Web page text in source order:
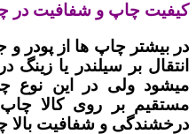
کیفیت چاپ و شفافیت در
در بیشتر چاپ ها از پودر و
انتقال بر سیلندر یا
میشود ولی در این نوع
مستقیم بر روی کالا
درخشندگی و شفافیت بالا